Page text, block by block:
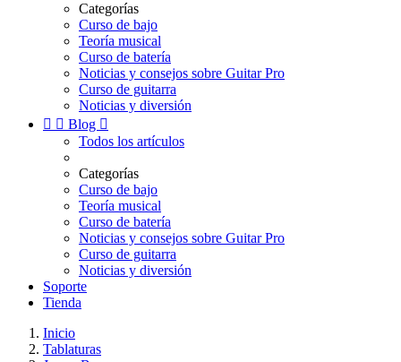
Categorías
Curso de bajo
Teoría musical
Curso de batería
Noticias y consejos sobre Guitar Pro
Curso de guitarra
Noticias y diversión
  Blog 
Todos los artículos
Categorías
Curso de bajo
Teoría musical
Curso de batería
Noticias y consejos sobre Guitar Pro
Curso de guitarra
Noticias y diversión
Soporte
Tienda
Inicio
Tablaturas